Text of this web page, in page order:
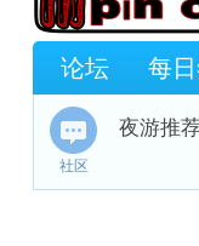
论坛 每日
社区
夜游推